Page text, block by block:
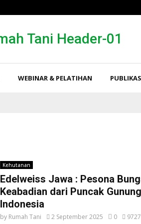
WEBINAR & PELATIHAN
Kehutanan
Edelweiss Jawa : Pesona
Keabadian dari Puncak Gunung
Indonesia
by Rumah Tani 2 September 2025 0